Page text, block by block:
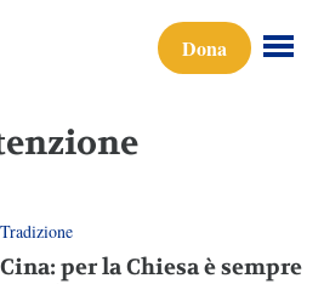
Dona
Tradizione
Cina: per la Chiesa è sempre